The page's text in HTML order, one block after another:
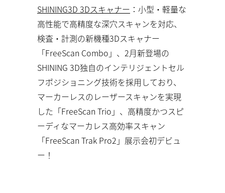
SHINING3D 3Dスキャナー ： 小型・軽量な
高性能で高精度な深穴スキャンを対応、
検査・計測の新機種3Dスキャナー
「FreeScan Combo」、2月新登場の
SHINING 3D独自のインテリジェントセル
フポジショニング技術を採用しており、
マーカーレスのレーザースキャンを実現
した「FreeScan Trio」、高精度かつスピ
ーディなマーカレス高効率スキャン
「FreeScan Trak Pro2」展示会初デビュ
ー！